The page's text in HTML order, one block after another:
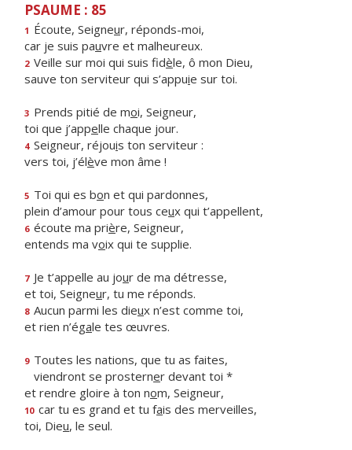
PSAUME : 85
1 Écoute, Seigneur, réponds-moi,
car je suis pauvre et malheureux.
2 Veille sur moi qui suis fidèle, ô mon Dieu,
sauve ton serviteur qui s’appuie sur toi.
3 Prends pitié de moi, Seigneur,
toi que j’appelle chaque jour.
4 Seigneur, réjouis ton serviteur :
vers toi, j’élève mon âme !
5 Toi qui es bon et qui pardonnes,
plein d’amour pour tous ceux qui t’appellent,
6 écoute ma prière, Seigneur,
entends ma voix qui te supplie.
7 Je t’appelle au jour de ma détresse,
et toi, Seigneur, tu me réponds.
8 Aucun parmi les dieux n’est comme toi,
et rien n’égale tes œuvres.
9 Toutes les nations, que tu as faites,
viendront se prosterner devant toi *
et rendre gloire à ton nom, Seigneur,
10 car tu es grand et tu fais des merveilles,
toi, Dieu, le seul.